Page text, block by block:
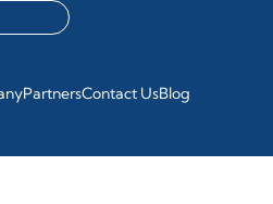
PartnersContact UsBlog